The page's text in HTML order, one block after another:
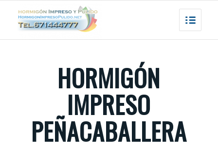
HORMIGÓN
IMPRESO
PEÑACABALLERA